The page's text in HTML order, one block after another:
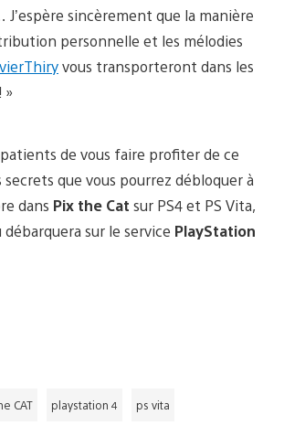
sincèrement que la manière
personnelle et les mélodies
vous transporteront dans les
»
de vous faire profiter de ce
secrets que vous pourrez débloquer à
dans Pix the Cat sur PS4 et PS Vita,
sur le service PlayStation
CAT playstation 4 ps vita